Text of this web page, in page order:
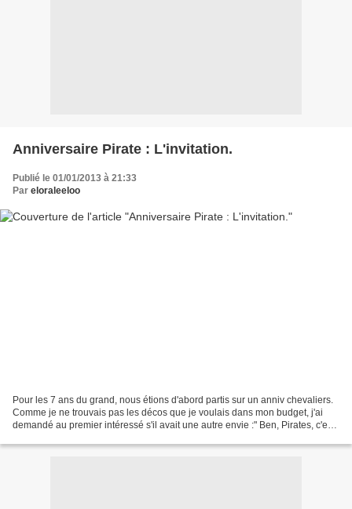
Anniversaire Pirate : L'invitation.
Publié le 01/01/2013 à 21:33
Par eloraleeloo
Pour les 7 ans du grand, nous étions d'abord partis sur un anniv chevaliers.
Comme je ne trouvais pas les décos que je voulais dans mon budget, j'ai
demandé au premier intéressé s'il avait une autre envie :" Ben, Pirates, c'est